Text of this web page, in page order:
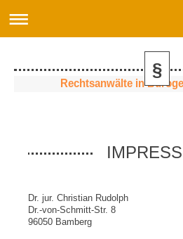
§
Rechtsanwälte in
Dr. jur. Christian Rudolph
Dr.-von-Schmitt-Str. 8
96050 Bamberg